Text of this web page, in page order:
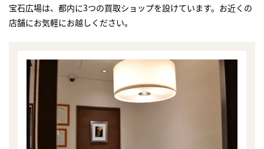
宝石広場は、都内に3つの買取ショップを設けています。お近くの
店舗にお気軽にお越しください。